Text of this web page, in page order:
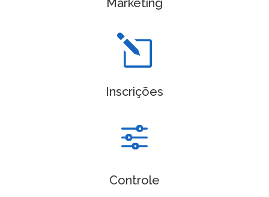
Marketing
l
Inscrições
f
Controle